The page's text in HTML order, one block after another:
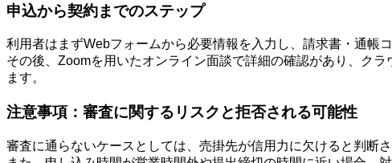
申込から契約までのステップ
利用者はまずWebフォームから必要情報を入力し、請求書・通帳
その後、Zoomを用いたオンライン面談で詳細の確認があり、ク
ます。
注意事項：審査に関するリスクと拒否される可能性
審査に通らないケースとしては、売掛先が信用力に欠けると判断